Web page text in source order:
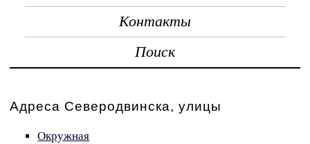
Контакты
Поиск
Адреса Северодвинска, улицы
Окружная